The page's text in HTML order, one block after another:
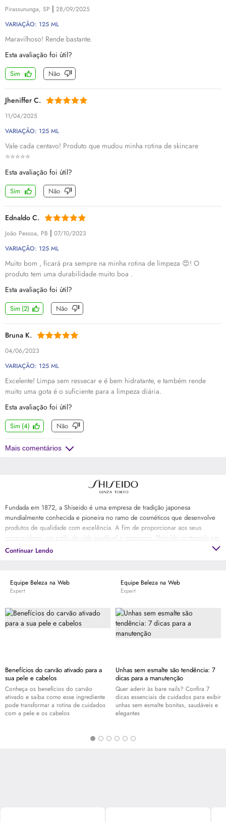
Pirassununga, SP | 28/09/2025
VARIAÇÃO: 125 ML
Maravilhoso! Rende bastante.
Esta avaliação foi útil?
Sim Não
Jheniffer C.
11/04/2025
VARIAÇÃO: 125 ML
Vale cada centavo! Produto que mudou minha rotina de skincare
⭐️⭐️⭐️⭐️⭐️
Esta avaliação foi útil?
Sim Não
Ednaldo C.
João Pessoa, PB | 07/10/2023
VARIAÇÃO: 125 ML
Muito bom , ficará pra sempre na minha rotina de limpeza 😍! O
produto tem uma durabilidade muito boa .
Esta avaliação foi útil?
Sim (2) Não
Bruna K.
04/06/2023
VARIAÇÃO: 125 ML
Excelente! Limpa sem ressecar e é bem hidratante, e também rende
muito uma gota é o suficiente para a limpeza diária.
Esta avaliação foi útil?
Sim (4) Não
Mais comentários
Fundada em 1872, a Shiseido é uma empresa de tradição japonesa
mundialmente conhecida e pioneira no ramo de cosméticos que desenvolve
produtos de qualidade com excelência. A fim de proporcionar aos seus
consumidores um estilo de vida saudável e prazeroso, Shiseido contempla em
seu portfólio tratamentos faciais e corporais, maquiagens e fragrâncias.
Continuar Lendo
Equipe Beleza na Web
Expert
Benefícios do carvão ativado para a
sua pele e cabelos
Conheça os benefícios do carvão
ativado e saiba como esse ingrediente
pode transformar a rotina de cuidados
com a pele e os cabelos
Equipe Beleza na Web
Expert
Unhas sem esmalte são tendência: 7
dicas para a manutenção
Quer aderir às bare nails? Confira 7
dicas essenciais de cuidados para exibir
unhas sem esmalte bonitas, saudáveis e
elegantes